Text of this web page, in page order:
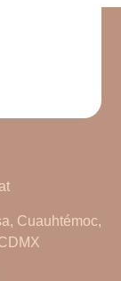
Cuauhtémoc,